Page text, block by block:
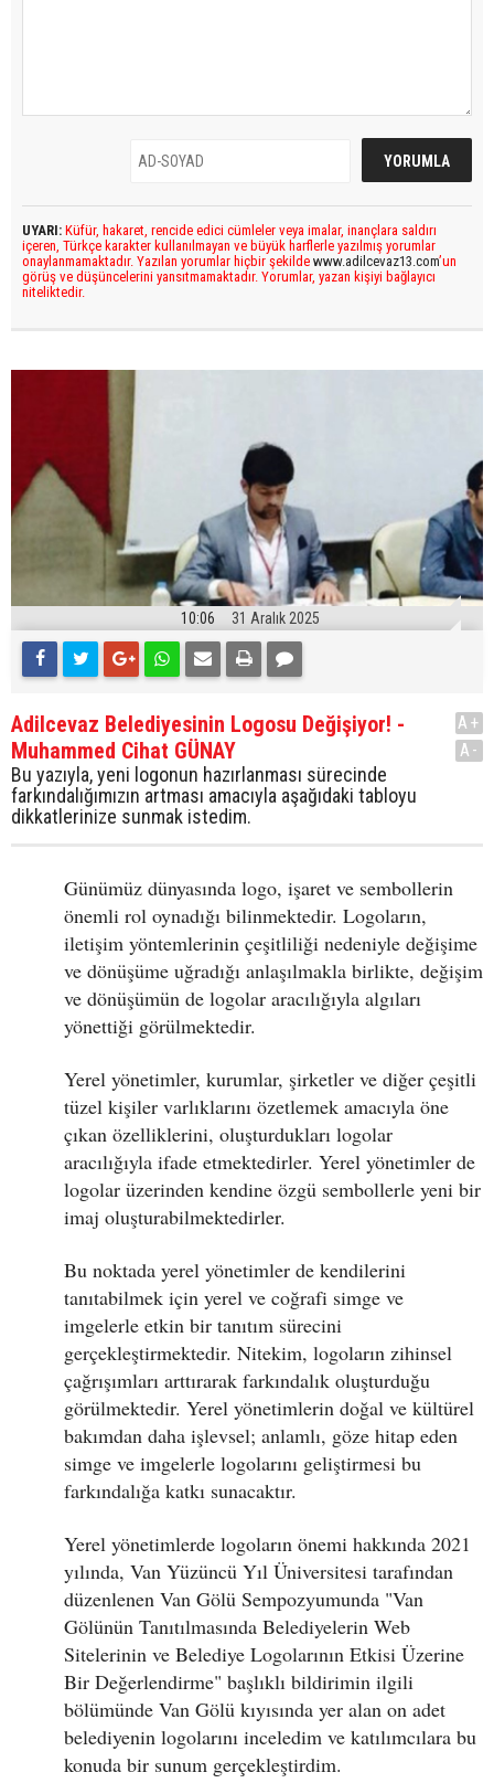
UYARI: Küfür, hakaret, rencide edici cümleler veya imalar, inançlara saldırı
içeren, Türkçe karakter kullanılmayan ve büyük harflerle yazılmış yorumlar
onaylanmamaktadır. Yazılan yorumlar hiçbir şekilde www.adilcevaz13.com’un
görüş ve düşüncelerini yansıtmamaktadır. Yorumlar, yazan kişiyi bağlayıcı
niteliktedir.
10:06 31 Aralık 2025
Adilcevaz Belediyesinin Logosu Değişiyor! -
Muhammed Cihat GÜNAY
Bu yazıyla, yeni logonun hazırlanması sürecinde
farkındalığımızın artması amacıyla aşağıdaki tabloyu
dikkatlerinize sunmak istedim.
A+
A-
Günümüz dünyasında logo, işaret ve sembollerin
önemli rol oynadığı bilinmektedir. Logoların,
iletişim yöntemlerinin çeşitliliği nedeniyle değişime
ve dönüşüme uğradığı anlaşılmakla birlikte, değişim
ve dönüşümün de logolar aracılığıyla algıları
yönettiği görülmektedir.
Yerel yönetimler, kurumlar, şirketler ve diğer çeşitli
tüzel kişiler varlıklarını özetlemek amacıyla öne
çıkan özelliklerini, oluşturdukları logolar
aracılığıyla ifade etmektedirler. Yerel yönetimler de
logolar üzerinden kendine özgü sembollerle yeni bir
imaj oluşturabilmektedirler.
Bu noktada yerel yönetimler de kendilerini
tanıtabilmek için yerel ve coğrafi simge ve
imgelerle etkin bir tanıtım sürecini
gerçekleştirmektedir. Nitekim, logoların zihinsel
çağrışımları arttırarak farkındalık oluşturduğu
görülmektedir. Yerel yönetimlerin doğal ve kültürel
bakımdan daha işlevsel; anlamlı, göze hitap eden
simge ve imgelerle logolarını geliştirmesi bu
farkındalığa katkı sunacaktır.
Yerel yönetimlerde logoların önemi hakkında 2021
yılında, Van Yüzüncü Yıl Üniversitesi tarafından
düzenlenen Van Gölü Sempozyumunda "Van
Gölünün Tanıtılmasında Belediyelerin Web
Sitelerinin ve Belediye Logolarının Etkisi Üzerine
Bir Değerlendirme" başlıklı bildirimin ilgili
bölümünde Van Gölü kıyısında yer alan on adet
belediyenin logolarını inceledim ve katılımcılara bu
konuda bir sunum gerçekleştirdim.